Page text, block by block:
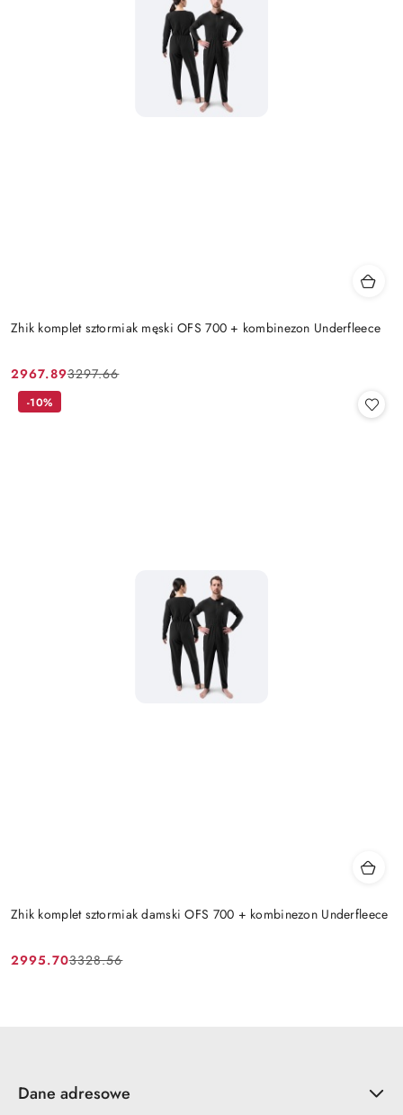
Zhik komplet sztormiak męski OFS 700 + kombinezon Underfleece
Cena
promocyjna:
2967.89
Cena
przed
3297.66
Zhik komplet sztormiak damski OFS 700 + kombinezon Underfleece
Cena
2995.70
Cena
3328.56
-10%
Dane adresowe